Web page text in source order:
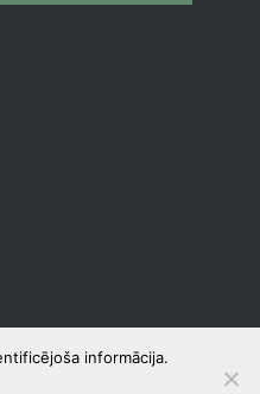
informācija.